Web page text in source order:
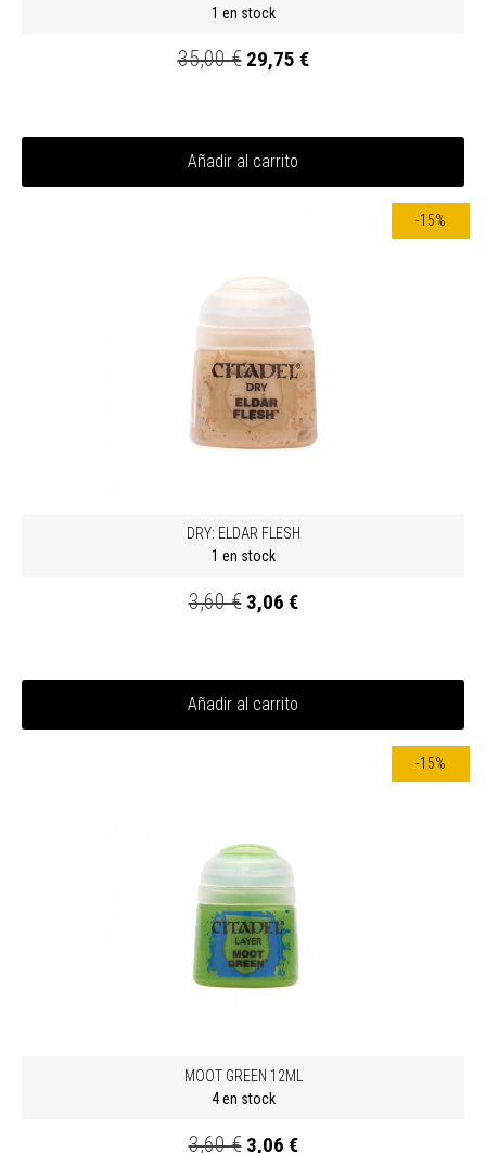
1 en stock
35,00 € 29,75 €
Añadir al carrito
-15%
DRY: ELDAR FLESH
1 en stock
3,60 € 3,06 €
Añadir al carrito
-15%
MOOT GREEN 12ML
4 en stock
3,60 € 3,06 €